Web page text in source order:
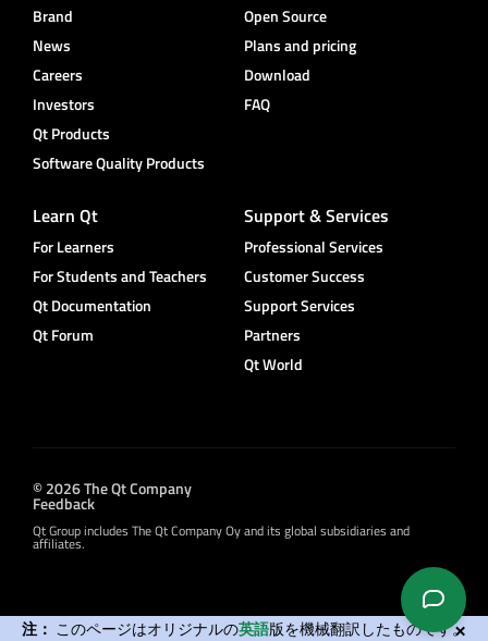
注： このページはオリジナルの英語版を機械翻訳したものです。
Brand
News
Careers
Investors
Qt Products
Software Quality Products
Open Source
Plans and pricing
Download
FAQ
Learn Qt
For Learners
For Students and Teachers
Qt Documentation
Qt Forum
Support & Services
Professional Services
Customer Success
Support Services
Partners
Qt World
© 2026 The Qt Company
Feedback
Qt Group includes The Qt Company Oy and its global subsidiaries and
affiliates.